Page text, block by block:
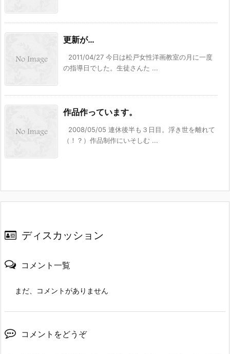
更新が…
2011/04/27 今日は松戸女性洋画教室の月に一度
の指導日でした。生徒さんた ...
作品作っています。
2008/05/05 連休後半も３日目。浮き世を離れて
（！？）作品制作にいそしむ ...
ディスカッション
コメント一覧
まだ、コメントがありません
コメントをどうぞ